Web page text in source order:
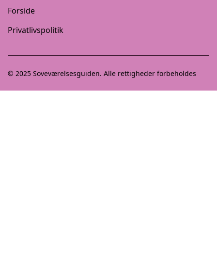
Forside
Privatlivspolitik
© 2025 Soveværelsesguiden. Alle rettigheder forbeholdes